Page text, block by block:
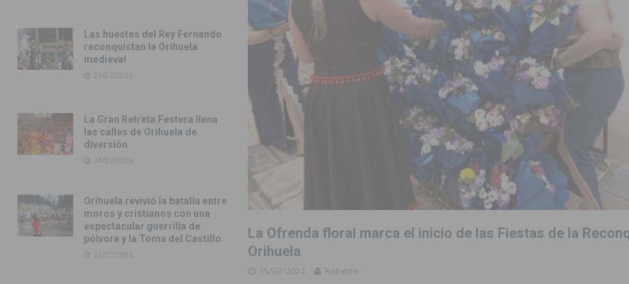
La Ofrenda floral marca el inicio de las Fiestas de la
Orihuela
15/07/2024 Roberto
Las huestes del Rey Fernando
reconquistan la Orihuela
medieval
25/07/2026
La Gran Retreta Festera llena
las calles de Orihuela de
diversión
24/07/2026
Orihuela revivió la batalla entre
moros y cristianos con una
espectacular guerrilla de
pólvora y la Toma del Castillo
22/07/2026